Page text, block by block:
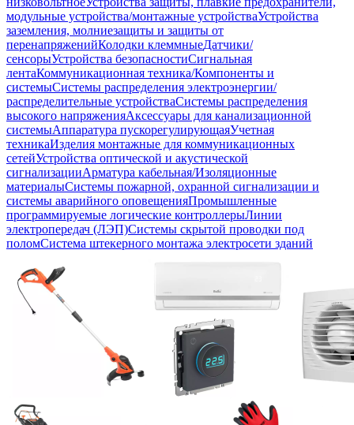
модульные устройства/монтажные устройстваУстройства
заземления, молниезащиты и защиты от
перенапряженийКолодки клеммныеДатчики/
сенсорыУстройства безопасностиСигнальная
лентаКоммуникационная техника/Компоненты и
системыСистемы распределения электроэнергии/
распределительные устройстваСистемы распределения
высокого напряженияАксессуары для канализационной
системыАппаратура пускорегулирующаяУчетная
техникаИзделия монтажные для коммуникационных
сетейУстройства оптической и акустической
сигнализацииАрматура кабельная/Изоляционные
материалыСистемы пожарной, охранной сигнализации и
системы аварийного оповещенияПромышленные
программируемые логические контроллерыЛинии
электропередач (ЛЭП)Системы скрытой проводки под
поломСистема штекерного монтажа электросети зданий